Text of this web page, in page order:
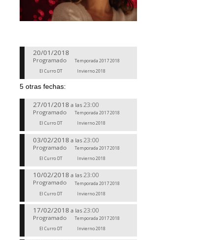
20/01/2018
Programado
Temporada 2017 2018
El Curro DT
Invierno 2018
5 otras fechas:
27/01/2018 a las 23:00
Programado
Temporada 2017 2018
El Curro DT
Invierno 2018
03/02/2018 a las 23:00
Programado
Temporada 2017 2018
El Curro DT
Invierno 2018
10/02/2018 a las 23:00
Programado
Temporada 2017 2018
El Curro DT
Invierno 2018
17/02/2018 a las 23:00
Programado
Temporada 2017 2018
El Curro DT
Invierno 2018